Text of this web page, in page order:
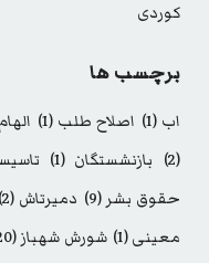
کوردی
برچسب ها
اب (1) اصلاح طلب (1)
(2)
بازنشستگان (1)
حقوق بشر (9) دمیرتاش (2)
معینی(1) شورش شهباز(20)